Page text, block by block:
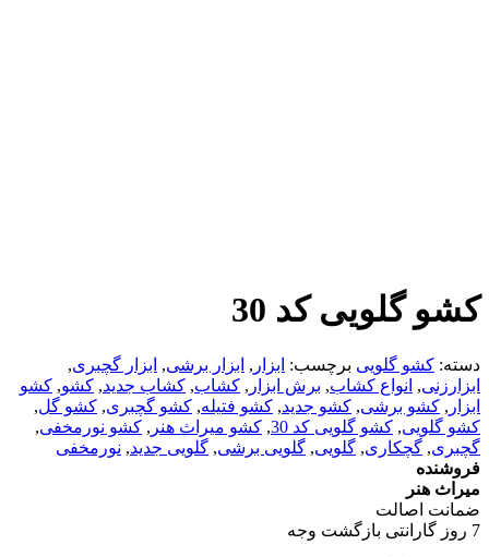
کشو گلویی کد 30
دسته: کشو گلویی برچسب: ابزار , ابزار برشی, ابزار گچبری,
ابزارزنی, انواع کشاب, برش ابزار , کشاب, کشاب جدید, کشو, کشو
ابزار , کشو برشی, کشو جدید, کشو فتیله, کشو گچبری, کشو گل,
کشو گلویی, کشو گلویی کد 30 , کشو میراث هنر , کشو نورمخفی,
گچبری, گچکاری, گلویی, گلویی برشی, گلویی جدید, نورمخفی
فروشنده
میراث هنر
ضمانت اصالت
7 روز گارانتی بازگشت وجه